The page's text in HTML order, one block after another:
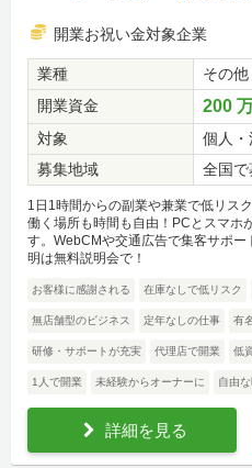
開業お祝い金対象企業
業種
その
開業資金
200
対象
個人・
募集地域
全国
1日1時間からの副業や兼業で低リス
働く場所も時間も自由！PCとスマホ
す。WebCMや交通広告で集客サポ
明は無料説明会で！
お客様に感謝される 在庫なしで低リスク
無店舗型のビジネス 定年なしの仕事 有
研修・サポートが充実 代理店で開業 低
1人で開業 未経験からオーナーに 自由
詳細を見る